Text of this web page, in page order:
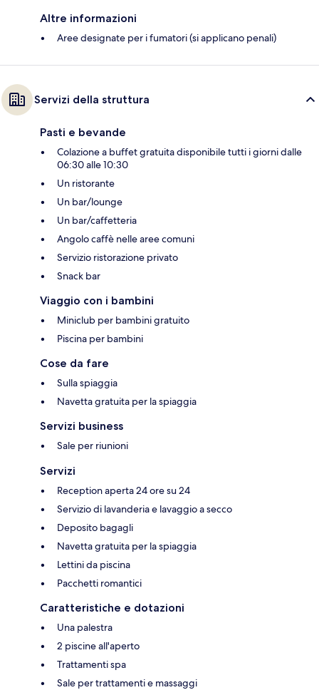
Altre informazioni
Aree designate per i fumatori (si applicano penali)
Servizi della struttura
Pasti e bevande
Colazione a buffet gratuita disponibile tutti i giorni dalle
06:30 alle 10:30
Un ristorante
Un bar/lounge
Un bar/caffetteria
Angolo caffè nelle aree comuni
Servizio ristorazione privato
Snack bar
Viaggio con i bambini
Miniclub per bambini gratuito
Piscina per bambini
Cose da fare
Sulla spiaggia
Navetta gratuita per la spiaggia
Servizi business
Sale per riunioni
Servizi
Reception aperta 24 ore su 24
Servizio di lavanderia e lavaggio a secco
Deposito bagagli
Navetta gratuita per la spiaggia
Lettini da piscina
Pacchetti romantici
Caratteristiche e dotazioni
Una palestra
2 piscine all'aperto
Trattamenti spa
Sale per trattamenti e massaggi